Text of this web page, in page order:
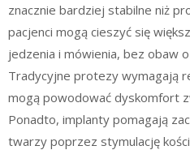
znacznie bardziej stabilne niż
pacjenci mogą cieszyć się
jedzenia i mówienia, bez obaw
Tradycyjne protezy wymagają
mogą powodować dyskomfort
Ponadto, implanty pomagają
twarzy poprzez stymulację